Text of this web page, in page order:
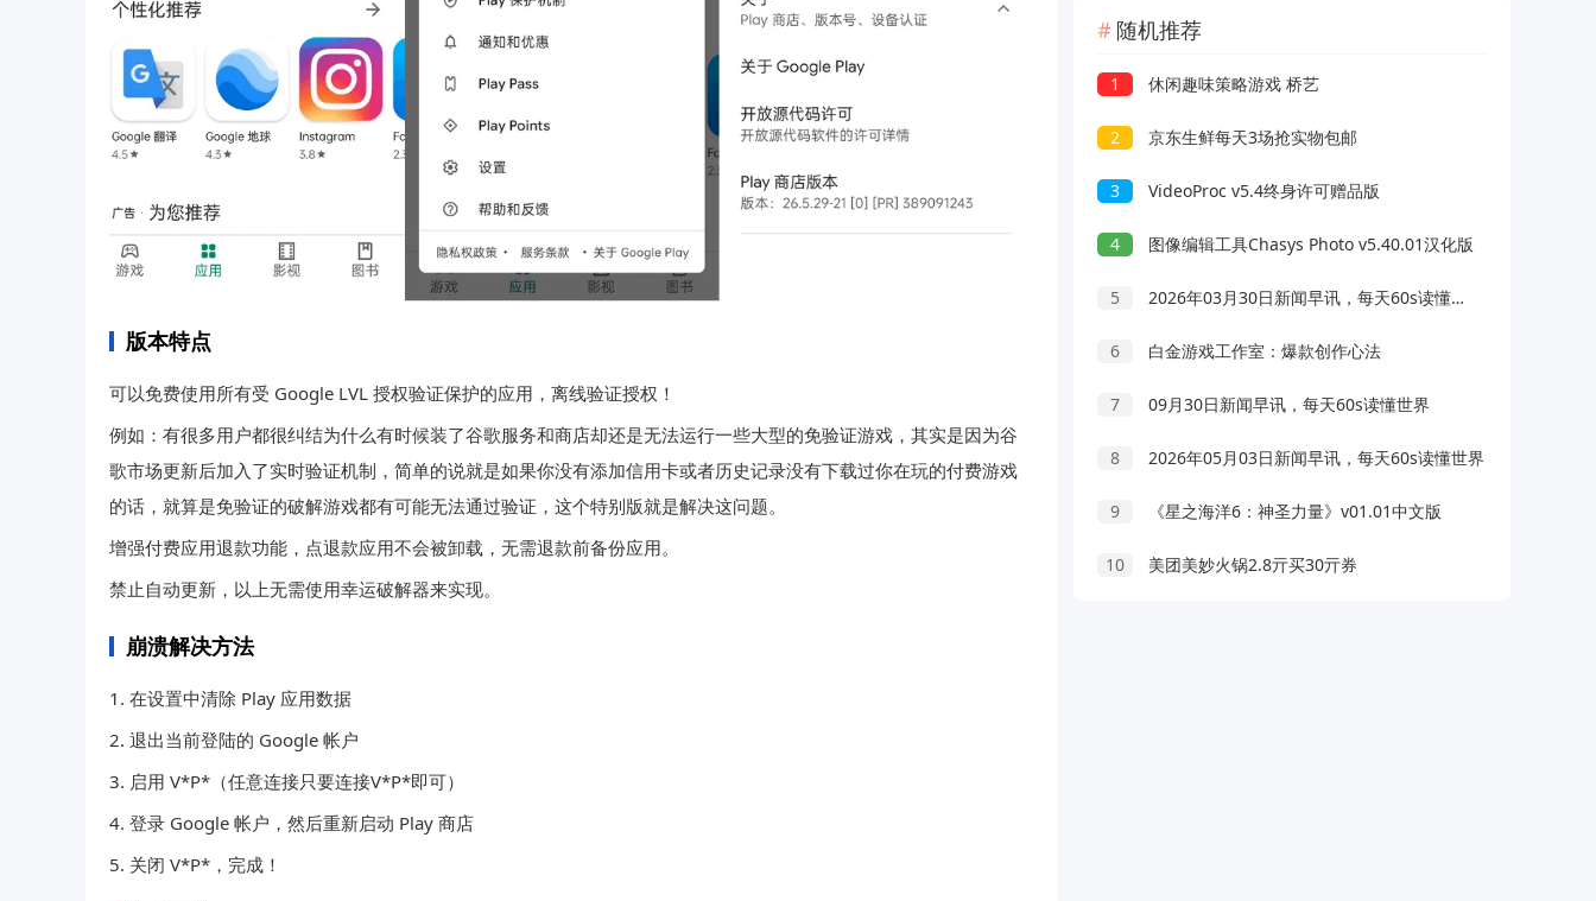
版本特点
可以免费使用所有受 Google LVL 授权验证保护的应用，离线验证授权！
例如：有很多用户都很纠结为什么有时候装了谷歌服务和商店却还是无法运行一些大型的免验证游戏，其实是因为谷
歌市场更新后加入了实时验证机制，简单的说就是如果你没有添加信用卡或者历史记录没有下载过你在玩的付费游戏
的话，就算是免验证的破解游戏都有可能无法通过验证，这个特别版就是解决这问题。
增强付费应用退款功能，点退款应用不会被卸载，无需退款前备份应用。
禁止自动更新，以上无需使用幸运破解器来实现。
崩溃解决方法
1. 在设置中清除 Play 应用数据
2. 退出当前登陆的 Google 帐户
3. 启用 V*P*（任意连接只要连接V*P*即可）
4. 登录 Google 帐户，然后重新启动 Play 商店
5. 关闭 V*P*，完成！
随机推荐
1 休闲趣味策略游戏 桥艺
2 京东生鲜每天3场抢实物包邮
3 VideoProc v5.4终身许可赠品版
4 图像编辑工具Chasys Photo v5.40.01汉化版
5 2026年03月30日新闻早讯，每天60s读懂世界
6 白金游戏工作室：爆款创作心法
7 09月30日新闻早讯，每天60s读懂世界
8 2026年05月03日新闻早讯，每天60s读懂世界
9 《星之海洋6：神圣力量》v01.01中文版
10 美团美妙火锅2.8亓买30亓券